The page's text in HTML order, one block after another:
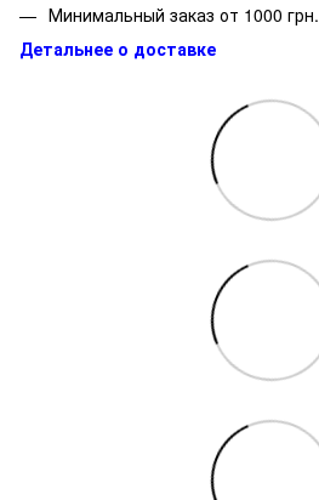
Минимальный заказ от 1000 грн.
Детальнее о доставке